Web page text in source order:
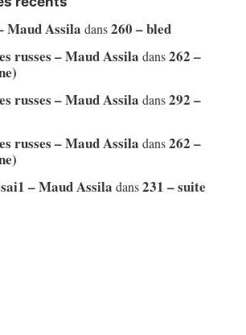
Maud Assila dans260 – bled
russes – Maud Assila dans262 –
russes – Maud Assila dans292 –
russes – Maud Assila dans262 –
– Maud Assila dans231 – suite